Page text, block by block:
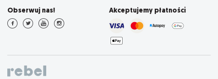
Obserwuj nas! Akceptujemy płatności